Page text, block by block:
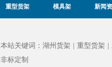
重型货架 模具架 新闻
本站关键词： 湖州货架 重型货架
非标定制